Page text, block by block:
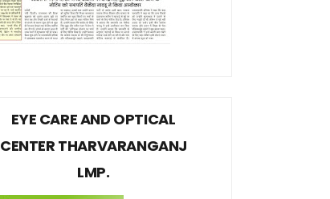
EYE CARE AND OPTICAL
CENTER THARVARANGANJ
LMP.